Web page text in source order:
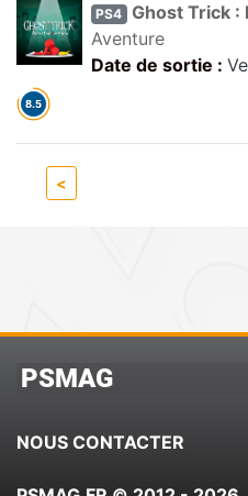
PS4
Ghost Trick :
Aventure
Date de sortie :
<
PSMAG
NOUS CONTACTER